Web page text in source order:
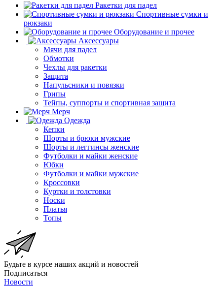
Ракетки для падел
Спортивные сумки и
рюкзаки
Оборудование и прочее
Аксессуары
Мячи для падел
Обмотки
Чехлы для ракетки
Защита
Напульсники и повязки
Грипы
Тейпы, суппорты и спортивная защита
Мерч
Одежда
Кепки
Шорты и брюки мужские
Шорты и леггинсы женские
Футболки и майки женские
Юбки
Футболки и майки мужские
Кроссовки
Куртки и толстовки
Носки
Платья
Топы
Будьте в курсе наших акций и новостей
Подписаться
Новости